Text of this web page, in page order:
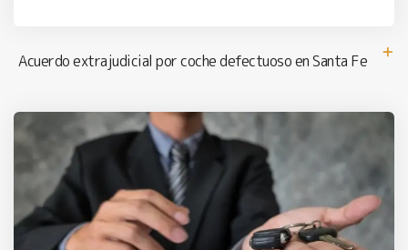
Acuerdo extrajudicial por coche defectuoso en Santa Fe